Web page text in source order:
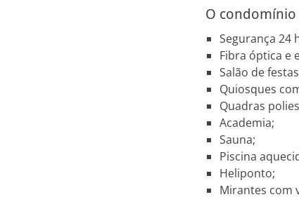
O
Segurança 24
Fibra óptica e
Salão de
Quiosques
Quadras
Academia;
Sauna;
Piscina
Heliponto;
Mirantes com